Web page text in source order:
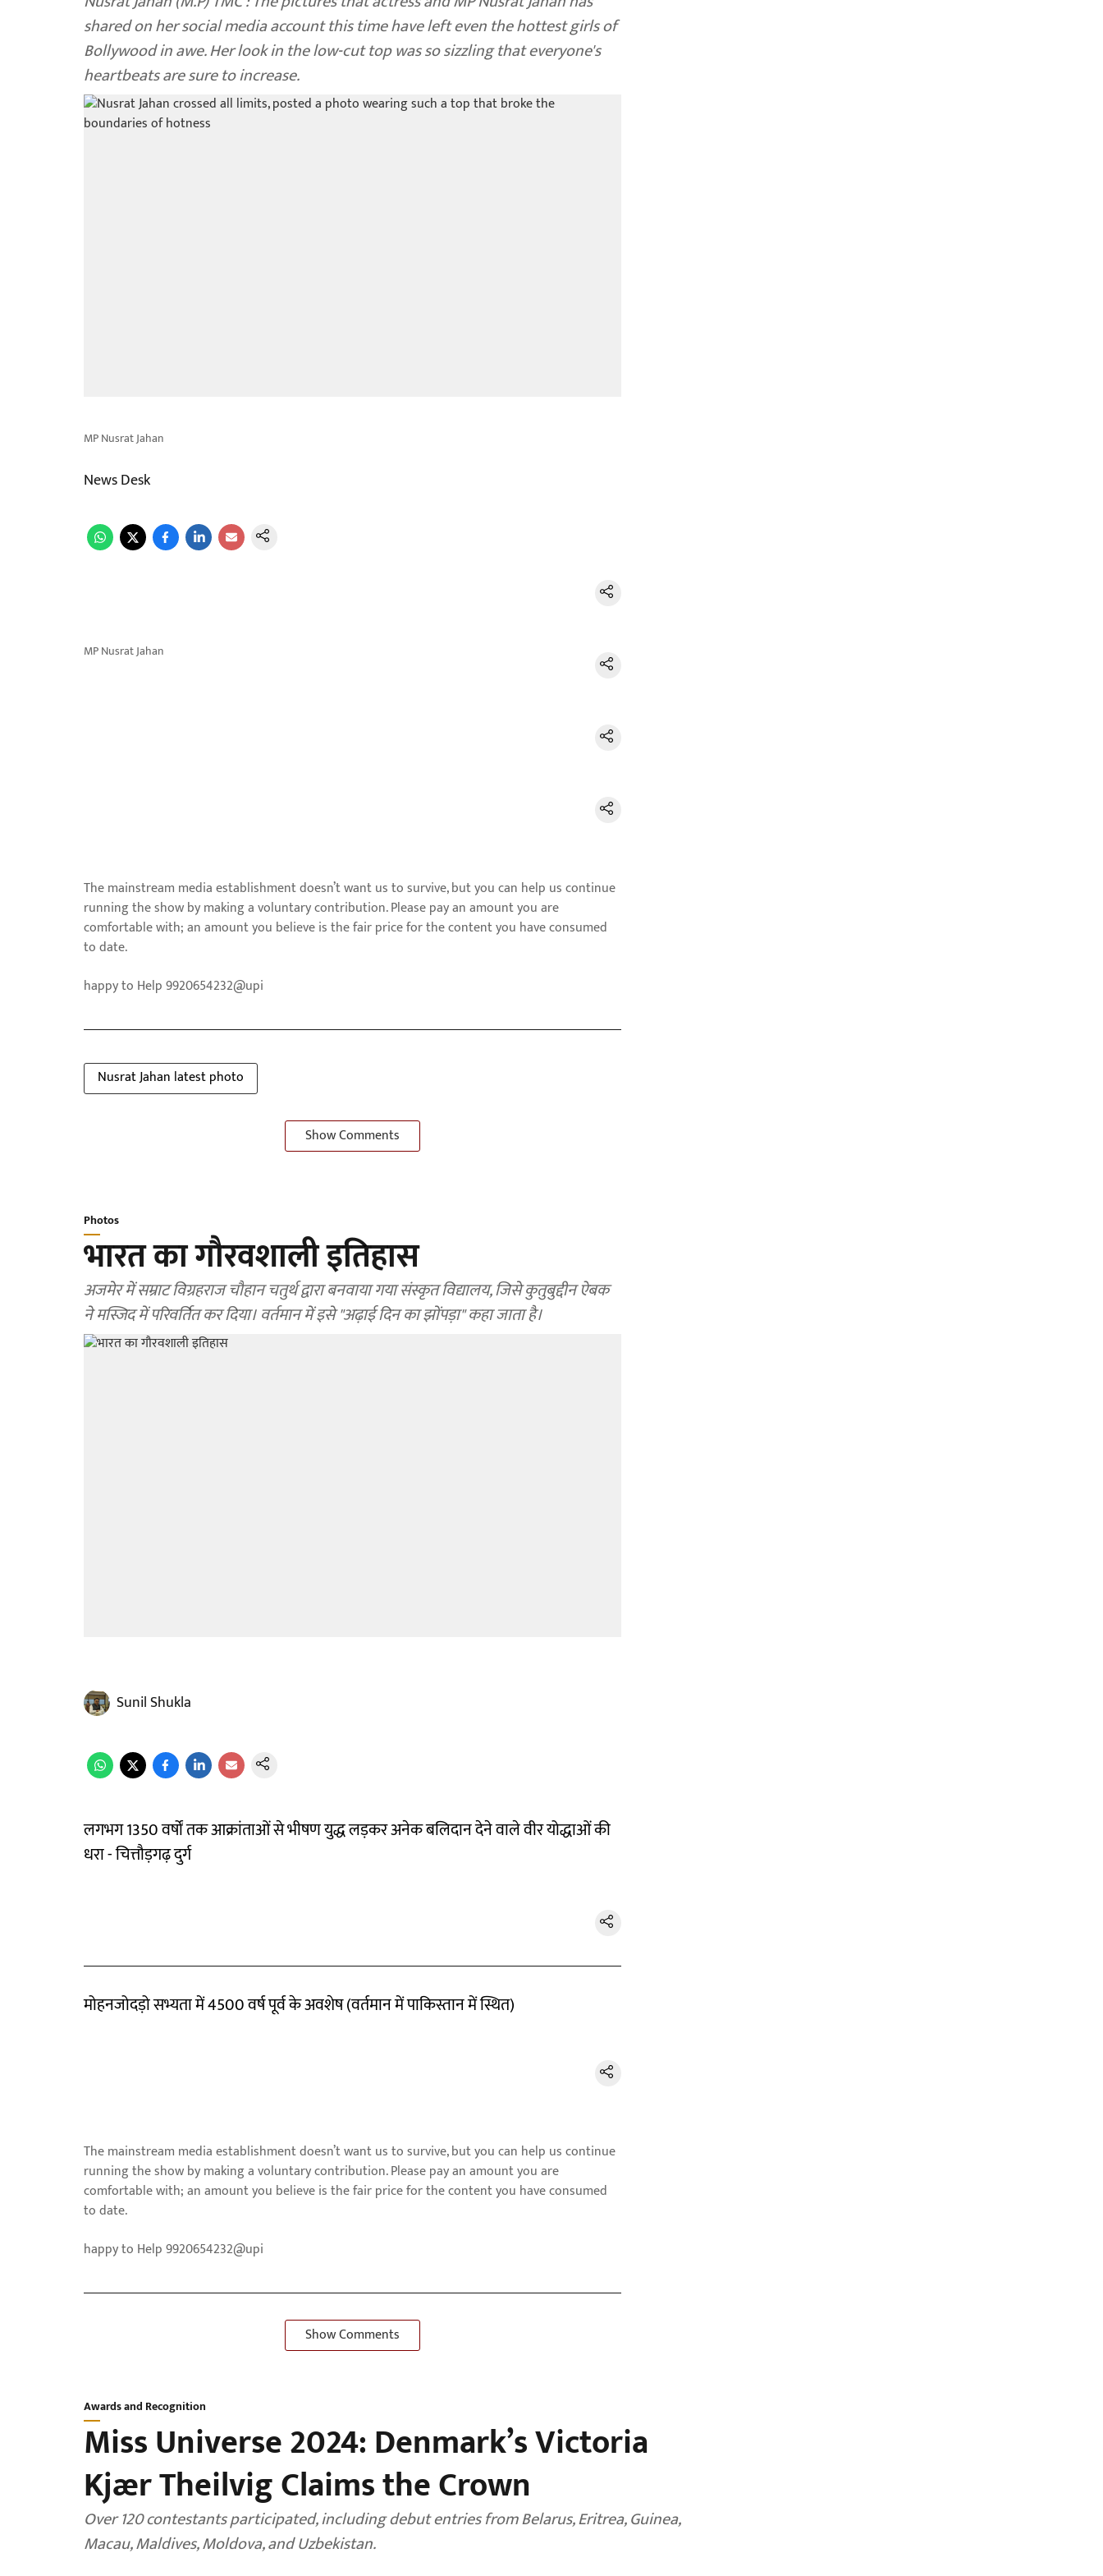
shared on her social media account this time have left even the hottest girls of
Bollywood in awe. Her look in the low-cut top was so sizzling that everyone's
heartbeats are sure to increase.
MP Nusrat Jahan
News Desk
MP Nusrat Jahan
The mainstream media establishment doesn’t want us to survive, but you can help us continue
running the show by making a voluntary contribution. Please pay an amount you are
comfortable with; an amount you believe is the fair price for the content you have consumed
to date.
happy to Help 9920654232@upi
Nusrat Jahan latest photo
Show Comments
Photos
भारत का गौरवशाली इतिहास
अजमेर में सम्राट विग्रहराज चौहान चतुर्थ द्वारा बनवाया गया संस्कृत विद्यालय, जिसे कुतुबुद्दीन ऐबक
ने मस्जिद में परिवर्तित कर दिया। वर्तमान में इसे "अढ़ाई दिन का झोंपड़ा" कहा जाता है।
Sunil Shukla
लगभग 1350 वर्षों तक आक्रांताओं से भीषण युद्ध लड़कर अनेक बलिदान देने वाले वीर योद्धाओं की
धरा - चित्तौड़गढ़ दुर्ग
मोहनजोदड़ो सभ्यता में 4500 वर्ष पूर्व के अवशेष (वर्तमान में पाकिस्तान में स्थित)
The mainstream media establishment doesn’t want us to survive, but you can help us continue
running the show by making a voluntary contribution. Please pay an amount you are
comfortable with; an amount you believe is the fair price for the content you have consumed
to date.
happy to Help 9920654232@upi
Show Comments
Awards and Recognition
Miss Universe 2024: Denmark’s Victoria
Kjær Theilvig Claims the Crown
Over 120 contestants participated, including debut entries from Belarus, Eritrea, Guinea,
Macau, Maldives, Moldova, and Uzbekistan.